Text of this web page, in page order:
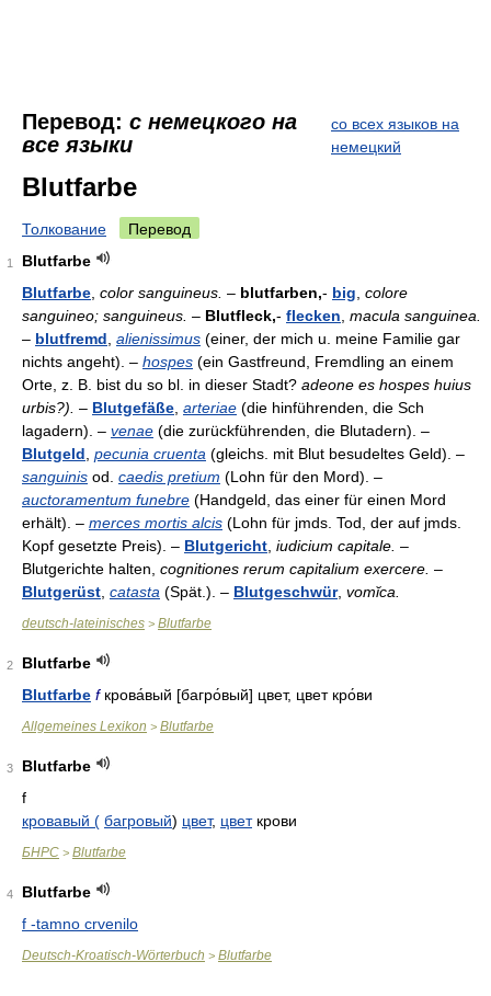
Перевод: с немецкого на
все языки
со всех языков на
немецкий
Blutfarbe
Толкование Перевод
1
Blutfarbe
Blutfarbe color sanguineus. – blutfarben,- big colore
sanguineo; sanguineus. – Blutfleck,- flecken macula sanguinea.
– blutfremd alienissimus (einer, der mich u. meine Familie gar
nichts angeht). – hospes (ein Gastfreund, Fremdling an einem
Orte, z. B. bist du so bl. in dieser Stadt? adeone es hospes huius
urbis?). – Blutgefäße arteriae (die hinführenden, die Sch
lagadern). – venae (die zurückführenden, die Blutadern). –
Blutgeld pecunia cruenta (gleichs. mit Blut besudeltes Geld). –
sanguinis od. caedis pretium (Lohn für den Mord). –
auctoramentum funebre (Handgeld, das einer für einen Mord
erhält). – merces mortis alcis (Lohn für jmds. Tod, der auf jmds.
Kopf gesetzte Preis). – Blutgericht iudicium capitale. –
Blutgerichte halten, cognitiones rerum capitalium exercere. –
Blutgerüst catasta (Spät.). – Blutgeschwür, vomĭca.
deutsch-lateinisches > Blutfarbe
2
Blutfarbe
Blutfarbe fкрова́вый [багро́вый] цвет, цвет кро́ви
Allgemeines Lexikon > Blutfarbe
3
Blutfarbe
f
кровавый ( багровый) цвет, цветкрови
БНРС > Blutfarbe
4
Blutfarbe
f -tamno crvenilo
Deutsch-Kroatisch-Wörterbuch > Blutfarbe